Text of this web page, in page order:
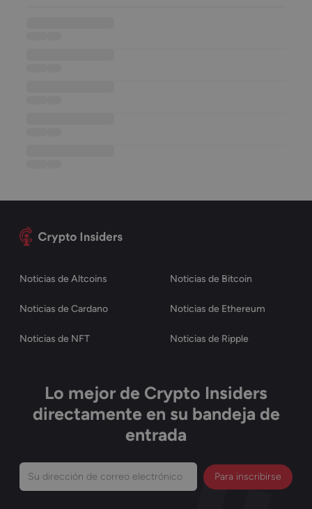
Noticias de Altcoins Noticias de Bitcoin
Noticias de Cardano Noticias de Ethereum
Noticias de NFT Noticias de Ripple
Lo mejor de Crypto Insiders
directamente en su bandeja de
entrada
Su
dirección